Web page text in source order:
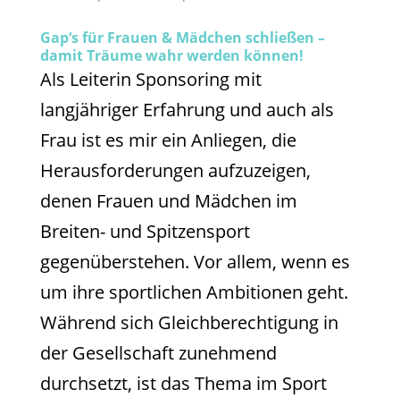
Gap‘s für Frauen & Mädchen schließen –
damit Träume wahr werden können!
Als Leiterin Sponsoring mit
langjähriger Erfahrung und auch als
Frau ist es mir ein Anliegen, die
Herausforderungen aufzuzeigen,
denen Frauen und Mädchen im
Breiten- und Spitzensport
gegenüberstehen. Vor allem, wenn es
um ihre sportlichen Ambitionen geht.
Während sich Gleichberechtigung in
der Gesellschaft zunehmend
durchsetzt, ist das Thema im Sport